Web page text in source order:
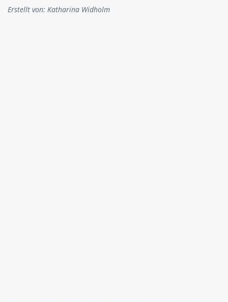
Erstellt von: Katharina Widholm